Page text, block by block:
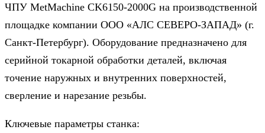
ЧПУ MetMachine CK6150-2000G на производственной
площадке компании ООО «АЛС СЕВЕРО-ЗАПАД» (г.
Санкт-Петербург). Оборудование предназначено для
серийной токарной обработки деталей, включая
точение наружных и внутренних поверхностей,
сверление и нарезание резьбы.
Ключевые параметры станка: